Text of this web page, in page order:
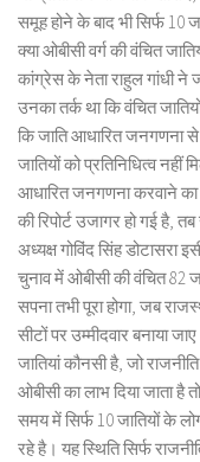
समूह होने के बाद भी सिर्फ 10
क्या ओबीसी वर्ग की वंचित
कांग्रेस के नेता राहुल गांधी ने
उनका तर्क था कि वंचित
कि जाति आधारित जनगणना
जातियों को प्रतिनिधित्व
आधारित जनगणना करवाने का
की रिपोर्ट उजागर हो गई है,
अध्यक्ष गोविंद सिंह डोटासरा
चुनाव में ओबीसी की वंचित 82
सपना तभी पूरा होगा, जब
सीटों पर उम्मीदवार बनाया
जातियां कौनसी है, जो
ओबीसी का लाभ दिया जाता है
समय में सिर्फ 10 जातियों के
रहे है। यह स्थिति सिर्फ